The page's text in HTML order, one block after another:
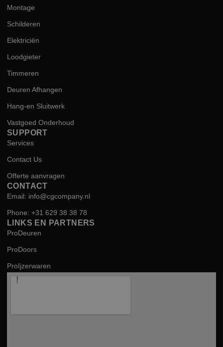
Montage
Schilderen
Elektriciën
Loodgieter
Timmeren
Deuren Afhangen
Hang-en Sluitwerk
Vastgoed Onderhoud
SUPPORT
Services
Contact Us
Offerte aanvragen
CONTACT
Email: info@cgcompany.nl
Phone: +31 629 38 38 78
LINKS EN PARTNERS
ProDeuren
ProDoors
ProIjzerwaren